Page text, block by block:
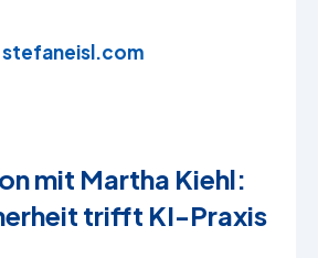
stefaneisl.com
mit Martha Kiehl:
trifft KI-Praxis